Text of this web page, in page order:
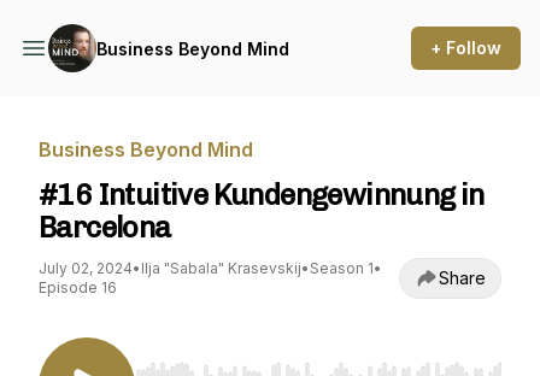
Business Beyond Mind + Follow
Business Beyond Mind
#16 Intuitive Kundengewinnung in
Barcelona
July 02, 2024• Ilja "Sabala" Krasevskij• Season 1•
Episode 16
Share